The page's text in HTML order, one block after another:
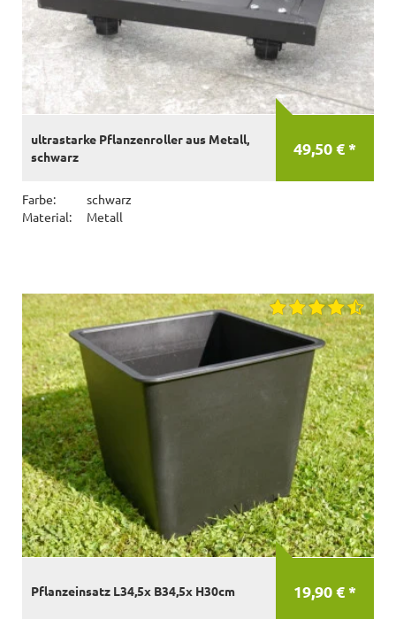
49,50 € *
ultrastarke Pflanzenroller aus Metall,
schwarz
Farbe:
schwarz
Material:
Metall
19,90 € *
Pflanzeinsatz L34,5x B34,5x H30cm